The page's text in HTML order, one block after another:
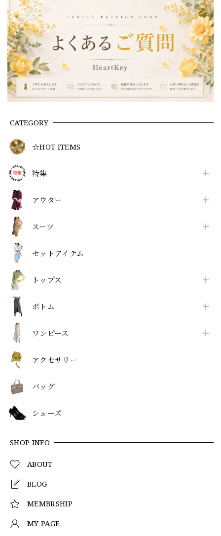
CATEGORY
☆HOT ITEMS
特集
アウター
スーツ
セットアイテム
トップス
ボトム
ワンピース
アクセサリー
バッグ
シューズ
SHOP INFO
ABOUT
BLOG
MEMBRSHIP
MY PAGE